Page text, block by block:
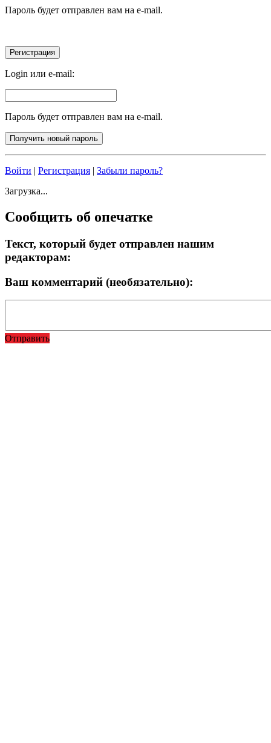
Пароль будет отправлен вам на e-mail.
Login или e-mail:
Пароль будет отправлен вам на e-mail.
Войти | Регистрация | Забыли пароль?
Загрузка...
Сообщить об опечатке
Текст, который будет отправлен нашим
редакторам:
Ваш комментарий (необязательно):
Отправить